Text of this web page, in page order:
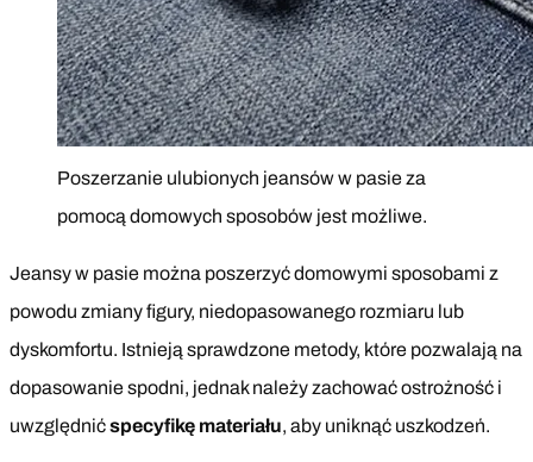
Poszerzanie ulubionych jeansów w pasie za
pomocą domowych sposobów jest możliwe.
Jeansy w pasie można poszerzyć domowymi sposobami z
powodu zmiany figury, niedopasowanego rozmiaru lub
dyskomfortu. Istnieją sprawdzone metody, które pozwalają na
dopasowanie spodni, jednak należy zachować ostrożność i
uwzględnićspecyfikę materiału, aby uniknąć uszkodzeń.